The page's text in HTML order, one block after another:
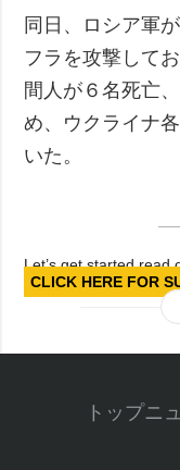
同日、ロシア軍
フラを攻撃して
間人が６名死亡
め、ウクライナ
いた。
Let’s get started read
CLICK HERE FOR
トップニ